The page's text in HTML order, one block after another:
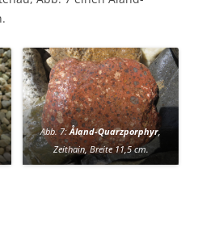
Abb. 7:Åland-Quarzporphyr,
Zeithain, Breite 11,5 cm.